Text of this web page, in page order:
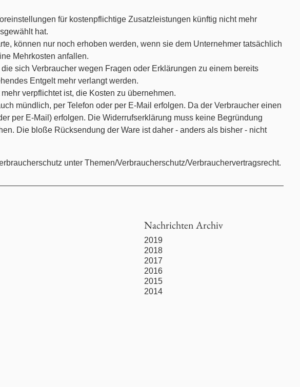
für kostenpflichtige Zusatzleistungen künftig nicht mehr
hat.
können nur noch erhoben werden, wenn sie dem Unternehmer tatsächlich
Mehrkosten anfallen.
sich Verbraucher wegen Fragen oder Erklärungen zu einem bereits
Entgelt mehr verlangt werden.
verpflichtet ist, die Kosten zu übernehmen.
mündlich, per Telefon oder per E-Mail erfolgen. Da der Verbraucher einen
per E-Mail) erfolgen. Die Widerrufserklärung muss keine Begründung
Die bloße Rücksendung der Ware ist daher - anders als bisher - nicht
unter Themen/Verbraucherschutz/Verbrauchervertragsrecht.
Nachrichten Archiv
2019
2018
2017
2016
2015
2014